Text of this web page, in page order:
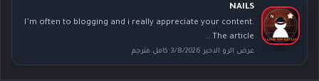
NAILS
I’m often to blogging and i really appreciate your content.
The article...
عرض الرو الاخير 3/8/2026 كامل مترجم